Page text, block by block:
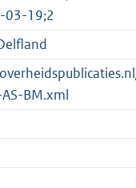
03-19;2
BM.xml